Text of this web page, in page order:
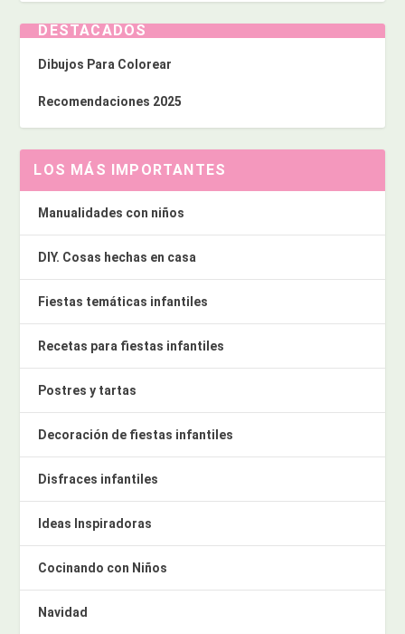
DESTACADOS
Dibujos Para Colorear
Recomendaciones 2025
LOS MÁS IMPORTANTES
Manualidades con niños
DIY. Cosas hechas en casa
Fiestas temáticas infantiles
Recetas para fiestas infantiles
Postres y tartas
Decoración de fiestas infantiles
Disfraces infantiles
Ideas Inspiradoras
Cocinando con Niños
Navidad